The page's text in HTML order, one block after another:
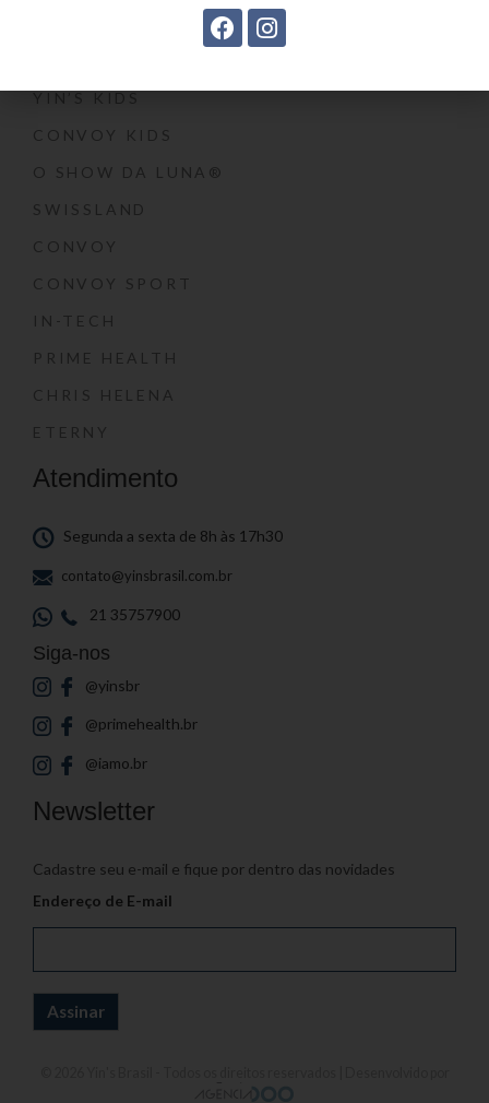
YIN’S KIDS
CONVOY KIDS
O SHOW DA LUNA®
SWISSLAND
CONVOY
CONVOY SPORT
IN-TECH
PRIME HEALTH
CHRIS HELENA
ETERNY
Atendimento
Segunda a sexta de 8h às 17h30
contato@yinsbrasil.com.br
21 35757900
Siga-nos
@yinsbr
@primehealth.br
@iamo.br
Newsletter
Cadastre seu e-mail e fique por dentro das novidades
Endereço de E-mail